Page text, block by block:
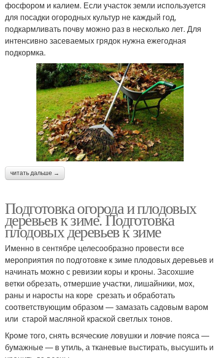
фосфором и калием. Если участок земли используется
для посадки огородных культур не каждый год,
подкармливать почву можно раз в несколько лет. Для
интенсивно засеваемых грядок нужна ежегодная
подкормка.
читать дальше →
Подготовка огорода и плодовых
деревьев к зиме. Подготовка
плодовых деревьев к зиме
Именно в сентябре целесообразно провести все
мероприятия по подготовке к зиме плодовых деревьев и
начинать можно с ревизии коры и кроны. Засохшие
ветки обрезать, отмершие участки, лишайники, мох,
раны и наросты на коре срезать и обработать
соответствующим образом — замазать садовым варом
или старой масляной краской светлых тонов.
Кроме того, снять всяческие ловушки и ловчие пояса —
бумажные — в утиль, а тканевые выстирать, высушить и